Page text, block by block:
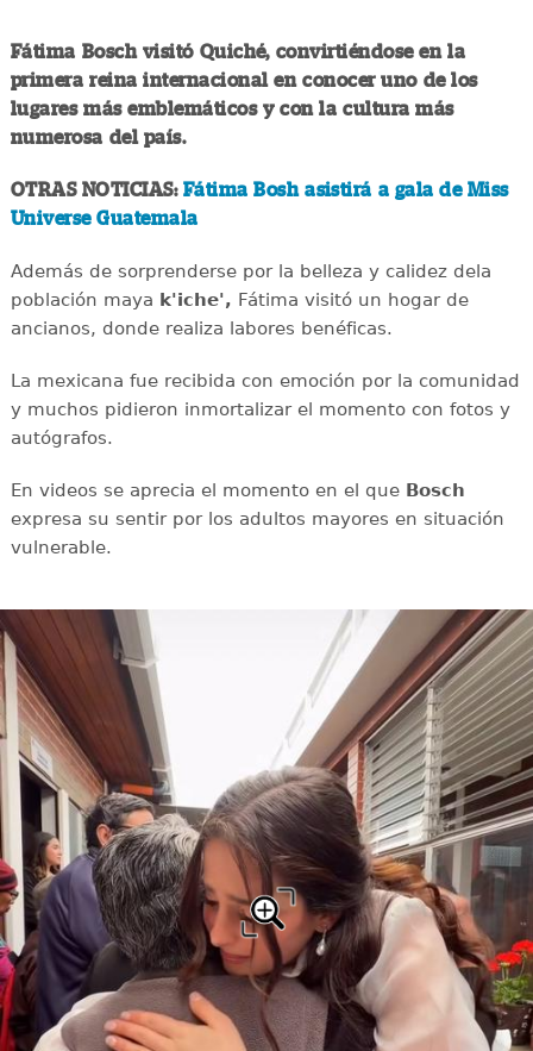
Fátima Bosch visitó Quiché, convirtiéndose en la
primera reina internacional en conocer uno de los
lugares más emblemáticos y con la cultura más
numerosa del país.
OTRAS NOTICIAS: Fátima Bosh asistirá a gala de Miss
Universe Guatemala
Además de sorprenderse por la belleza y calidez dela
población maya k'iche', Fátima visitó un hogar de
ancianos, donde realiza labores benéficas.
La mexicana fue recibida con emoción por la comunidad
y muchos pidieron inmortalizar el momento con fotos y
autógrafos.
En videos se aprecia el momento en el queBosch
expresa su sentir por los adultos mayores en situación
vulnerable.